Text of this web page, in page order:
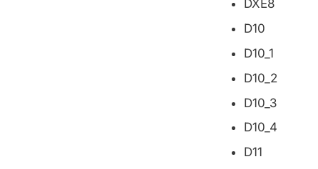
DXE8
D10
D10_1
D10_2
D10_3
D10_4
D11